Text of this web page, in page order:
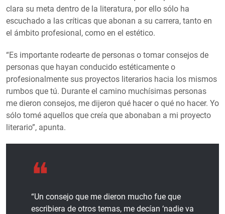
clara su meta dentro de la literatura, por ello sólo ha
escuchado a las críticas que abonan a su carrera, tanto en
el ámbito profesional, como en el estético.
“Es importante rodearte de personas o tomar consejos de
personas que hayan conducido estéticamente o
profesionalmente sus proyectos literarios hacia los mismos
rumbos que tú. Durante el camino muchísimas personas
me dieron consejos, me dijeron qué hacer o qué no hacer. Yo
sólo tomé aquellos que creía que abonaban a mi proyecto
literario”, apunta.
“Un consejo que me dieron mucho fue que
escribiera de otros temas, me decían ‘nadie va